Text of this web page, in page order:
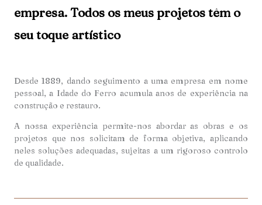
empresa. Todos os meus projetos têm o
seu toque artístico
Desde 1889, dando seguimento a uma empresa em nome
pessoal, a Idade do Ferro acumula anos de experiência na
construção e restauro.
A nossa experiência permite-nos abordar as obras e os
projetos que nos solicitam de forma objetiva, aplicando
neles soluções adequadas, sujeitas a um rigoroso controlo
de qualidade.